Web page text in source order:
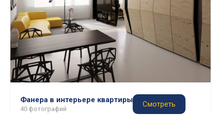
Фанера в интерьере квартиры
40 фотографий
Смотреть